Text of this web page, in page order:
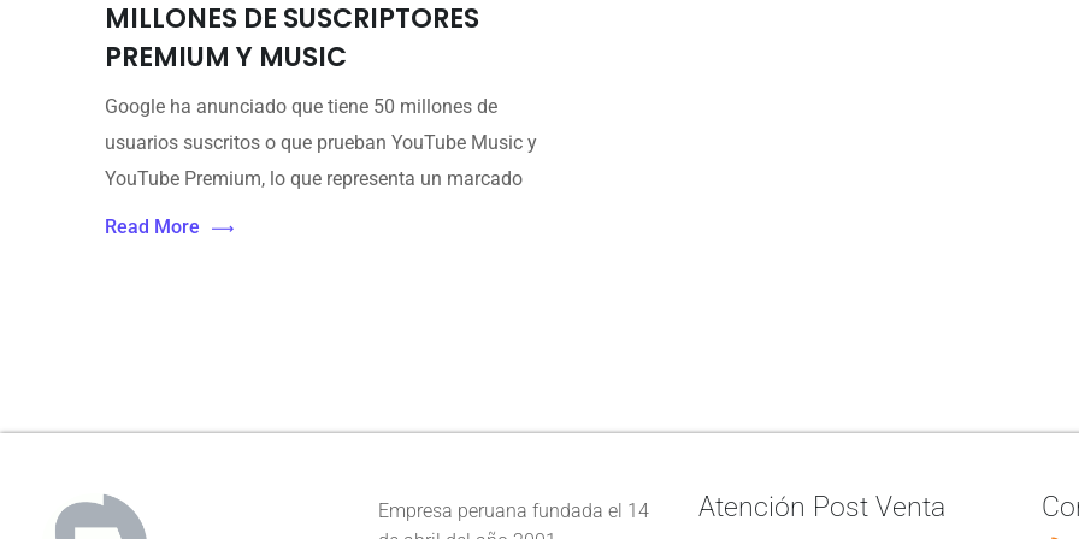
MILLONES DE SUSCRIPTORES
PREMIUM Y MUSIC
Google ha anunciado que tiene 50 millones de
usuarios suscritos o que prueban YouTube Music y
YouTube Premium, lo que representa un marcado
Read More
Empresa peruana fundada el 14
Atención Post Venta